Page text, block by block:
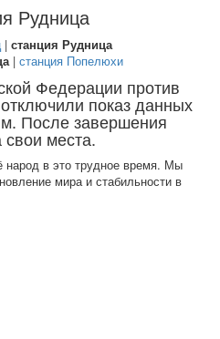
Рудница
| станция Рудница
| станция Попелюхи
Федерации против
показ данных
После завершения
места.
в это трудное время. Мы
мира и стабильности в